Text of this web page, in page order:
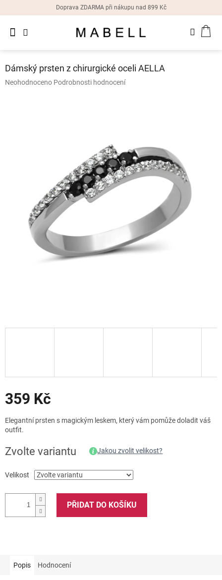
Doprava ZDARMA při nákupu nad 899 Kč
Dámské
náušnice
Doplňky
Dámský prsten z chirurgické oceli AELLA
Průměrné
Neohodnoceno Podrobnosti hodnocení
359 Kč
cena:
Elegantní prsten s magickým leskem, který vám pomůže doladit váš
outfit.
Zvolte variantu Jakou zvolit velikost?
Velikost
PŘIDAT DO KOŠÍKU
Popis Hodnocení